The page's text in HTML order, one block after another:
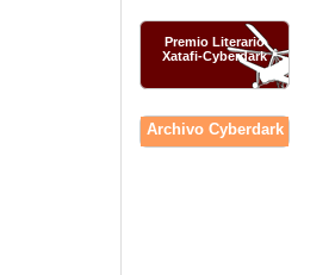
Premio Literario
Xatafi-Cyberdark
Archivo Cyberdark